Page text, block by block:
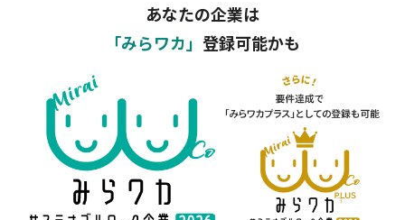
あなたの企業は
「みらワカ」 登録可能かも